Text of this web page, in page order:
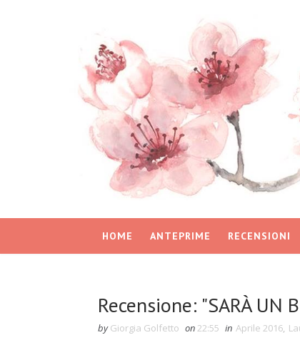
HOME ANTEPRIME RECENSIONI
Recensione: "SARÀ UN
by Giorgia Golfetto on22:55 in Aprile 2016,